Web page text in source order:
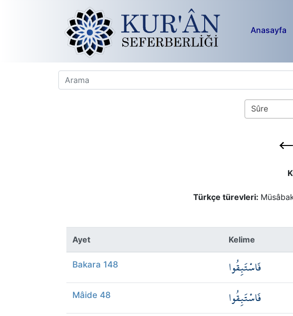
Anasayfa
Sûre
Türkçe türevleri:
Ayet Kelime
Bakara 148 فَاسْتَبِقُوا
Mâide 48 فَاسْتَبِقُوا